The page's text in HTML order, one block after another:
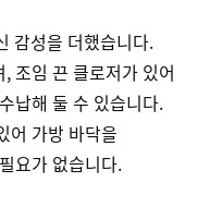
감성을 더했습니다.
조임 끈 클로저가 있어
납해 둘 수 있습니다.
어 가방 바닥을
요가 없습니다.